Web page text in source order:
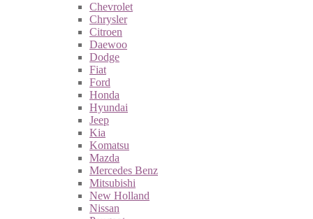
Chevrolet
Chrysler
Citroen
Daewoo
Dodge
Fiat
Ford
Honda
Hyundai
Jeep
Kia
Komatsu
Mazda
Mercedes Benz
Mitsubishi
New Holland
Nissan